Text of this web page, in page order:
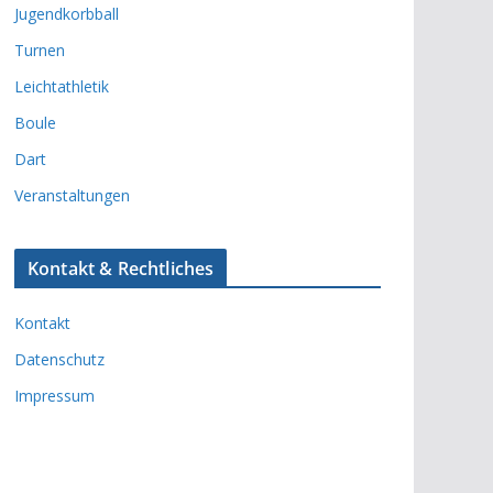
Jugendkorbball
Turnen
Leichtathletik
Boule
Dart
Veranstaltungen
Kontakt & Rechtliches
Kontakt
Datenschutz
Impressum